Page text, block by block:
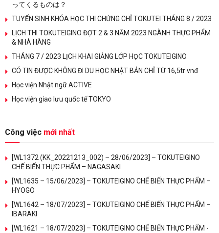
ってくるものは？
TUYỂN SINH KHÓA HỌC THI CHỨNG CHỈ TOKUTEI THÁNG 8 / 2023
LỊCH THI TOKUTEIGINO ĐỢT 2 & 3 NĂM 2023 NGÀNH THỰC PHẨM
& NHÀ HÀNG
THÁNG 7 / 2023 LỊCH KHAI GIẢNG LỚP HỌC TOKUTEIGINO
CÓ TIN ĐƯỢC KHÔNG ĐI DU HỌC NHẬT BẢN CHỈ TỪ 16,5tr vnđ
Học viện Nhật ngữ ACTIVE
Học viện giao lưu quốc tế TOKYO
Công việc mới nhất
[WL1372 (KK_20221213_002) – 28/06/2023] – TOKUTEIGINO
CHẾ BIẾN THỰC PHẨM – NAGASAKI
[WL1635 – 15/06/2023] – TOKUTEIGINO CHẾ BIẾN THỰC PHẨM –
HYOGO
[WL1642 – 18/07/2023] – TOKUTEIGINO CHẾ BIẾN THỰC PHẨM –
IBARAKI
[WL1621 – 18/07/2023] – TOKUTEIGINO CHẾ BIẾN THỰC PHẨM -